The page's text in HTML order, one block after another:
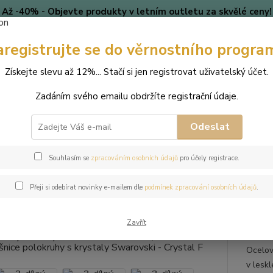
Až -40% - Objevte produkty v letním outletu za skvělé ceny!
🎄 VÁNOCE Blog
Hledat
(Po-
3-dílný ocelový set Deluxe - náramek,
ocelový set Deluxe -
s krystaly Swarovski -
v
se do věrnostního
Získejte slevu až 12%... Stačí si jen registrovat uživatelský účet.
Zadáním svého emailu obdržíte registrační údaje.
Odeslat
Souhlasím se zpracováním osobních údajůpro účely registrace.
Přeji si odebírat novinky e-mailem dle podmínek zpracování osobních údajů.
Zavřít